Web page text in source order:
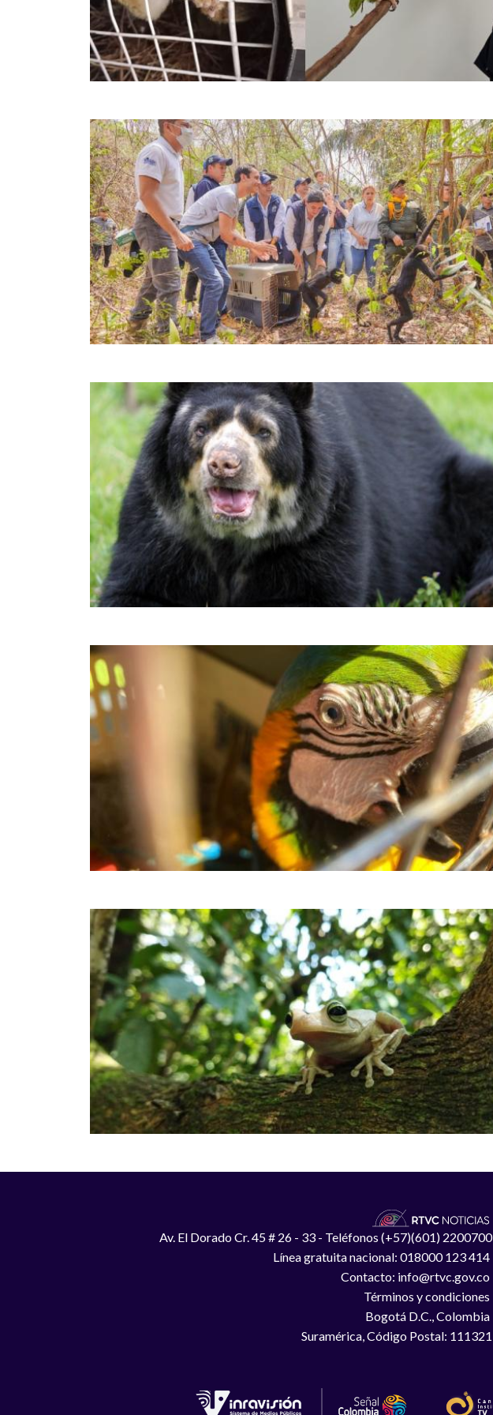
Av. El Dorado Cr. 45 # 26 - 33 - Teléfonos (+57)(601) 2200700
Línea gratuita nacional: 018000 123 414
Contacto: info@rtvc.gov.co
Términos y condiciones
Bogotá D.C., Colombia
Suramérica, Código Postal: 111321